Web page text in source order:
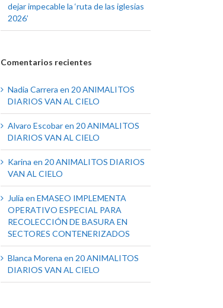
dejar impecable la ‘ruta de las iglesias
2026’
Comentarios recientes
Nadia Carrera en 20 ANIMALITOS
DIARIOS VAN AL CIELO
Alvaro Escobaren 20 ANIMALITOS
DIARIOS VAN AL CIELO
Karina en 20 ANIMALITOS DIARIOS
VAN AL CIELO
Julia en EMASEO IMPLEMENTA
OPERATIVO ESPECIAL PARA
RECOLECCIÓN DE BASURA EN
SECTORES CONTENERIZADOS
Blanca Morena en 20 ANIMALITOS
DIARIOS VAN AL CIELO